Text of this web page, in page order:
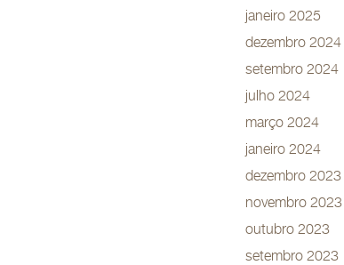
janeiro 2025
dezembro 2024
setembro 2024
julho 2024
março 2024
janeiro 2024
dezembro 2023
novembro 2023
outubro 2023
setembro 2023